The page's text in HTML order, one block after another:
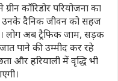
कॉरिडोर परियोजना का
उनके दैनिक जीवन को सहज
लोग अब ट्रैफिक जाम, सड़क
पाने की उम्मीद कर रहे
और हरियाली में वृद्धि भी